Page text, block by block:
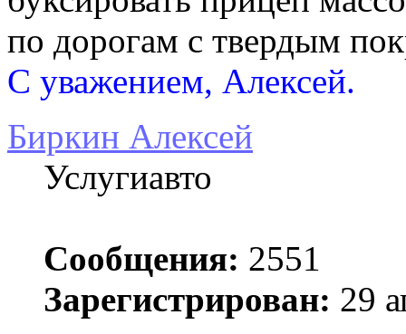
по дорогам с твердым
С уважением, Алексей.
Биркин Алексей
Услугиавто
Сообщения: 2551
Зарегистрирован: 29